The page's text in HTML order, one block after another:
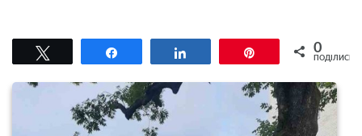
Поділитися Поділитися 0
ПОДІЛИСЬ